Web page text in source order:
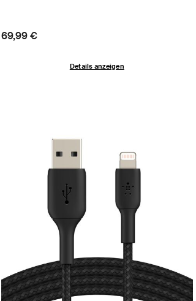
Price:
69,99 €
Details anzeigen